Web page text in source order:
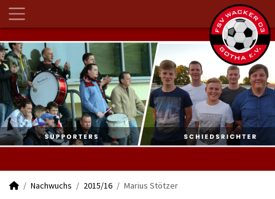
Nachwuchs 2015/16 Marius Stötzer